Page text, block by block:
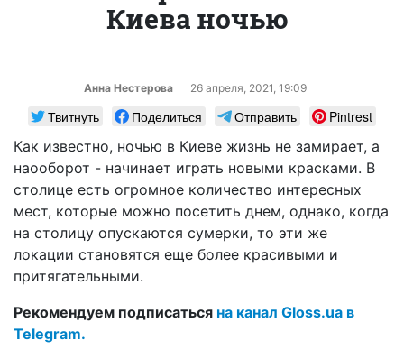
Киева ночью
Анна Нестерова 26 апреля, 2021, 19:09
Твитнуть Поделиться Отправить
Pintrest
Как известно, ночью в Киеве жизнь не замирает, а
наооборот - начинает играть новыми красками. В
столице есть огромное количество интересных
мест, которые можно посетить днем, однако, когда
на столицу опускаются сумерки, то эти же
локации становятся еще более красивыми и
притягательными.
Рекомендуем подписаться на канал Gloss.ua в
Telegram.